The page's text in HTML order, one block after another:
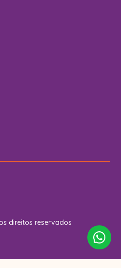
direitos reservados